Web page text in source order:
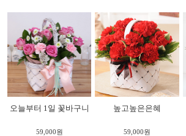
오늘부터 1일 꽃바구니
59,000원
높고높은은혜
59,000원